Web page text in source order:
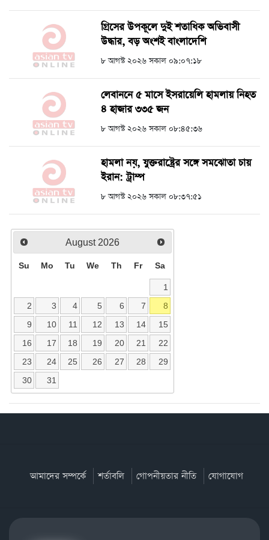
গ্রিসের উপকূলে দুই শতাধিক অভিবাসী
উদ্ধার, বড় অংশই বাংলাদেশি
৮ আগস্ট ২০২৬ সকাল ০৯:০৭:১৮
লেবাননে ৫ মাসে ইসরায়েলি হামলায় নিহত
৪ হাজার ৩৩৫ জন
৮ আগস্ট ২০২৬ সকাল ০৮:৪৫:৩৬
হামলা নয়, যুক্তরাষ্ট্রের সঙ্গে সমঝোতা চায়
ইরান: ট্রাম্প
৮ আগস্ট ২০২৬ সকাল ০৮:৩৭:৫১
August 2026
Su Mo Tu We Th Fr Sa
1
2
3 4 5 6 7
8
9
10 11 12 13 14
15
16
17 18 19 20 21
22
23
24 25 26 27 28
29
30
31
আমাদের সম্পর্কে শর্তাবলি গোপনীয়তার নীতি যোগাযোগ